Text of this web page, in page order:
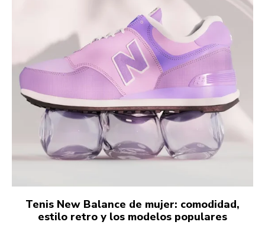
Tenis New Balance de mujer: comodidad,
estilo retro y los modelos populares